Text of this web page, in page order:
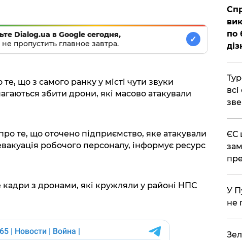
Dialog.ua в Google сегодня,
пропустить главное завтра.
✓
що з самого ранку у місті чути звуки
збити дрони, які масово атакували
те, що оточено підприємство, яке атакували
робочого персоналу, інформує ресурс
з дронами, які кружляли у районі НПС
по
ЄС
У
не